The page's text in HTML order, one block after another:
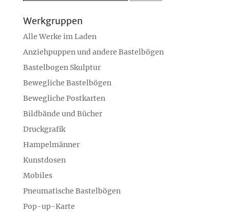
Werkgruppen
Alle Werke im Laden
Anziehpuppen und andere Bastelbögen
Bastelbogen Skulptur
Bewegliche Bastelbögen
Bewegliche Postkarten
Bildbände und Bücher
Druckgrafik
Hampelmänner
Kunstdosen
Mobiles
Pneumatische Bastelbögen
Pop-up-Karte